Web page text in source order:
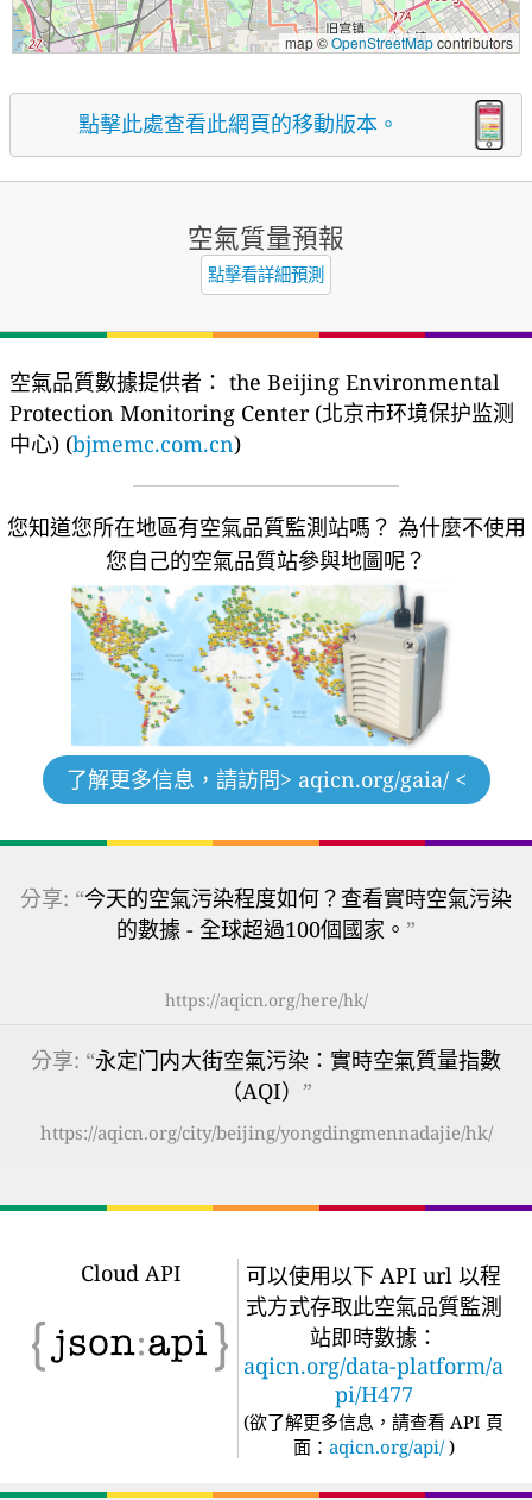
map ©OpenStreetMapcontributors
點擊此處查看此網頁的移動版本。
空氣質量預報
點擊看詳細預測
空氣品質數據提供者： the Beijing Environmental
Protection Monitoring Center (北京市环境保护监测
中心) (bjmemc.com.cn)
您知道您所在地區有空氣品質監測站嗎？ 為什麼不使用
您自己的空氣品質站參與地圖呢？
了解更多信息，請訪問> aqicn.org/gaia/ <
分享: “今天的空氣污染程度如何？查看實時空氣污染
的數據 - 全球超過100個國家。 ”
https://aqicn.org/here/hk/
分享: “永定门内大街空氣污染：實時空氣質量指數
（AQI） ”
https://aqicn.org/city/beijing/yongdingmennadajie/hk/
Cloud API
可以使用以下 API url 以程
式方式存取此空氣品質監測
站即時數據：
aqicn.org/data-platform/a
pi/H477
(欲了解更多信息，請查看 API 頁
面： aqicn.org/api/ )